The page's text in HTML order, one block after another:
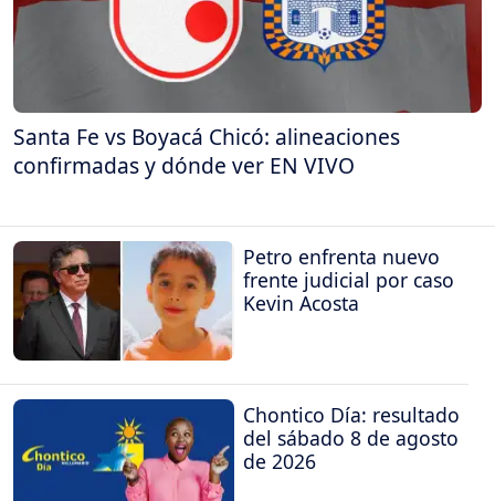
Santa Fe vs Boyacá Chicó: alineaciones
confirmadas y dónde ver EN VIVO
Petro enfrenta nuevo
frente judicial por caso
Kevin Acosta
Chontico Día: resultado
del sábado 8 de agosto
de 2026